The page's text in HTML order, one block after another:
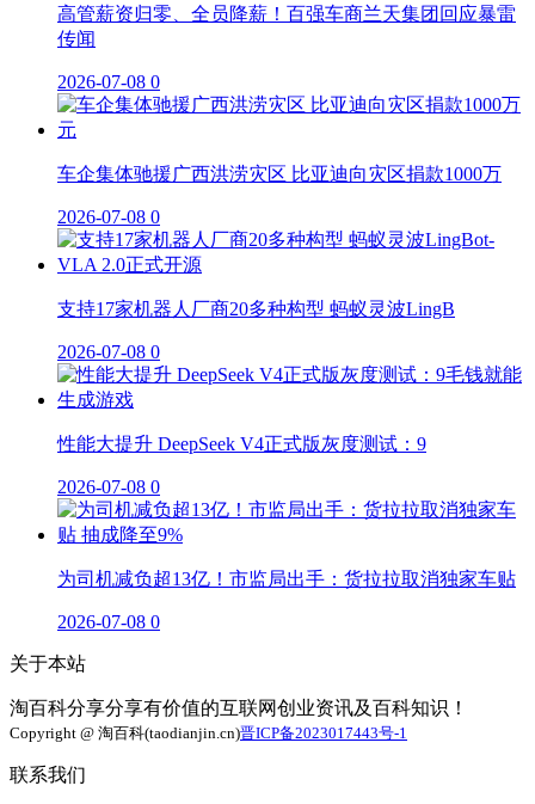
高管薪资归零、全员降薪！百强车商兰天集团回应暴雷
传闻
2026-07-08 0
车企集体驰援广西洪涝灾区 比亚迪向灾区捐款1000万
2026-07-08 0
支持17家机器人厂商20多种构型 蚂蚁灵波LingB
2026-07-08 0
性能大提升 DeepSeek V4正式版灰度测试：9
2026-07-08 0
为司机减负超13亿！市监局出手：货拉拉取消独家车贴
2026-07-08 0
关于本站
淘百科分享分享有价值的互联网创业资讯及百科知识！
Copyright @ 淘百科(taodianjin.cn)晋ICP备2023017443号-1
联系我们